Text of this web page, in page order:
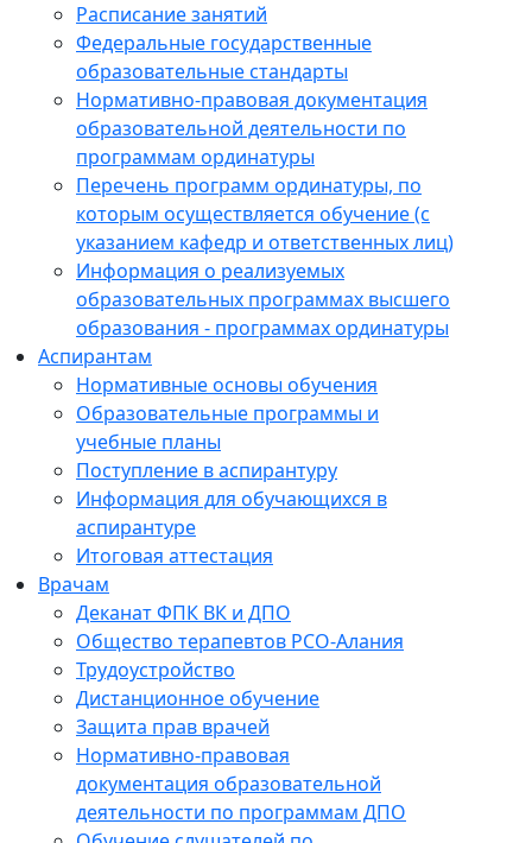
Расписание занятий
Федеральные государственные
образовательные стандарты
Нормативно-правовая документация
образовательной деятельности по
программам ординатуры
Перечень программ ординатуры, по
которым осуществляется обучение (с
указанием кафедр и ответственных лиц)
Информация о реализуемых
образовательных программах высшего
образования - программах ординатуры
Аспирантам
Нормативные основы обучения
Образовательные программы и
учебные планы
Поступление в аспирантуру
Информация для обучающихся в
аспирантуре
Итоговая аттестация
Врачам
Деканат ФПК ВК и ДПО
Общество терапевтов РСО-Алания
Трудоустройство
Дистанционное обучение
Защита прав врачей
Нормативно-правовая
документация образовательной
деятельности по программам ДПО